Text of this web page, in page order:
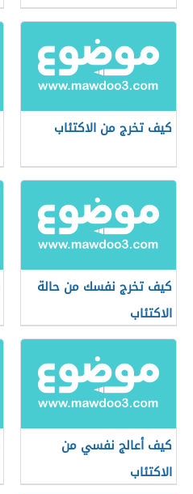
كيف تخرج من الاكتئاب
كيف تخرج نفسك من حالة
الاكتئاب
كيف أعالج نفسي من
الاكتئاب